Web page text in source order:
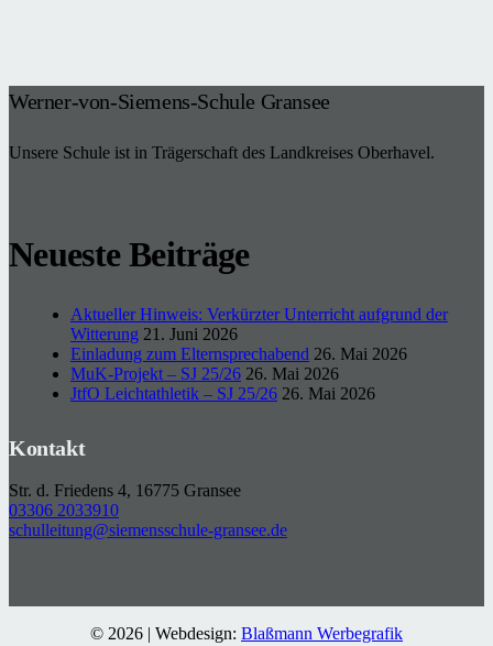
Werner-von-Siemens-Schule Gransee
Unsere Schule ist in Trägerschaft des Landkreises Oberhavel.
Neueste Beiträge
Aktueller Hinweis: Verkürzter Unterricht aufgrund der
Witterung 21. Juni 2026
Einladung zum Elternsprechabend 26. Mai 2026
MuK-Projekt – SJ 25/26 26. Mai 2026
JtfO Leichtathletik – SJ 25/26 26. Mai 2026
Kontakt
Str. d. Friedens 4, 16775 Gransee
03306 2033910
schulleitung@siemensschule-gransee.de
© 2026 | Webdesign: Blaßmann Werbegrafik